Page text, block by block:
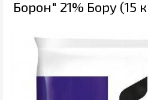
Борон" 21% Бору (15